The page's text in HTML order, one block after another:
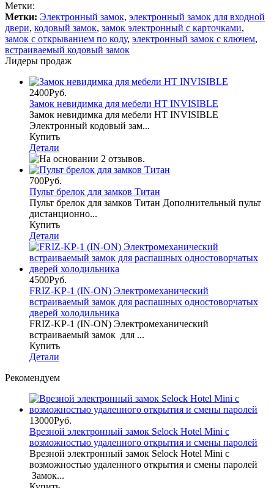
Метки:
Метки: Электронный замок, электронный замок для входной
двери, кодовый замок, замок электронный с карточками,
замок с открыванием по коду, электронный замок с ключем,
встраиваемый кодовый замок
Лидеры продаж
2400Руб.
Замок невидимка для мебели HT INVISIBLE
Замок невидимка для мебели HT INVISIBLE
Электронный кодовый зам...
Купить
Детали
700Руб.
Пульт брелок для замков Титан
Пульт брелок для замков Титан Дополнительный пульт
дистанционно...
Купить
Детали
4500Руб.
FRIZ-KP-1 (IN-ON) Электромеханический
встраиваемый замок для распашных одностоворчатых
дверей холодильника
FRIZ-KP-1 (IN-ON) Электромеханический
встраиваемый замок для ...
Купить
Детали
Рекомендуем
13000Руб.
Врезной электронный замок Selock Hotel Mini с
возможностью удаленного открытия и смены паролей
Врезной электронный замок Selock Hotel Mini с
возможностью удаленного открытия и смены паролей
Замок...